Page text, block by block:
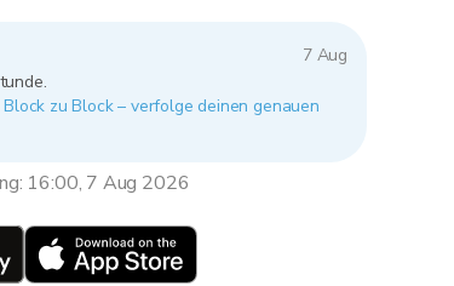
7 Aug
zu Block – verfolge deinen genauen
16:00, 7 Aug 2026